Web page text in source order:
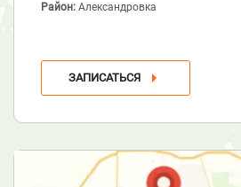
Район: Александровка
ЗАПИСАТЬСЯ